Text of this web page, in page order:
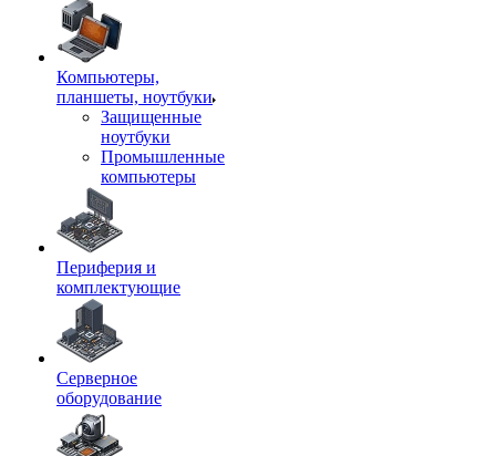
Компьютеры,
планшеты, ноутбуки
Защищенные
ноутбуки
Промышленные
компьютеры
Периферия и
комплектующие
Серверное
оборудование